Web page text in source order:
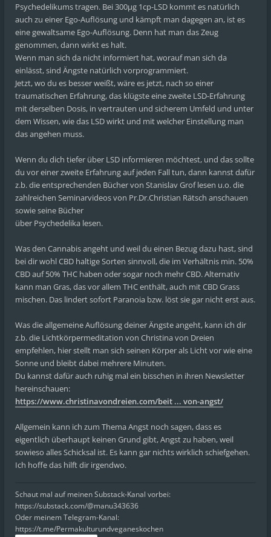
Psychedelikums tragen. Bei 300µg 1cp-LSD kommt es natürlich
auch zu einer Ego-Auflösung und kämpft man dagegen an, ist es
eine gewaltsame Ego-Auflösung. Denn hat man das Zeug
genommen, dann wirkt es halt.
Wenn man sich da nicht informiert hat, worauf man sich da
einlässt, sind Ängste natürlich vorprogrammiert.
Jetzt, wo du es besser weißt, wäre es jetzt, nach so einer
traumatischen Erfahrung, das klügste eine zweite LSD-Erfahrung
mit derselben Dosis, in vertrauten und sicherem Umfeld und unter
dem Wissen, wie das LSD wirkt und mit welcher Einstellung man
das angehen muss.
Wenn du dich tiefer über LSD informieren möchtest, und das sollte
du vor einer zweite Erfahrung auf jeden Fall tun, dann kannst dafür
z.b. die entsprechenden Bücher von Stanislav Grof lesen u.o. die
zahlreichen Seminarvideos von Pr.Dr.Christian Rätsch anschauen
sowie seine Bücher
über Psychedelika lesen.
Was den Cannabis angeht und weil du einen Bezug dazu hast, sind
bei dir wohl CBD haltige Sorten sinnvoll, die im Verhältnis min. 50%
CBD auf 50% THC haben oder sogar noch mehr CBD. Alternativ
kann man Gras, das vor allem THC enthält, auch mit CBD Grass
mischen. Das lindert sofort Paranoia bzw. löst sie gar nicht erst aus.
Was die allgemeine Auflösung deiner Ängste angeht, kann ich dir
z.b. die Lichtkörpermeditation von Christina von Dreien
empfehlen, hier stellt man sich seinen Körper als Licht vor wie eine
Sonne und bleibt dabei mehrere Minuten.
Du kannst dafür auch ruhig mal ein bisschen in ihren Newsletter
hereinschauen:
https://www.christinavondreien.com/beit ... von-angst/
Allgemein kann ich zum Thema Angst noch sagen, dass es
eigentlich überhaupt keinen Grund gibt, Angst zu haben, weil
sowieso alles Schicksal ist. Es kann gar nichts wirklich schiefgehen.
Ich hoffe das hilft dir irgendwo.
Schaut mal auf meinen Substack-Kanal vorbei:
https://substack.com/@manu343636
Oder meinem Telegram-Kanal:
https://t.me/Permakulturundveganeskochen